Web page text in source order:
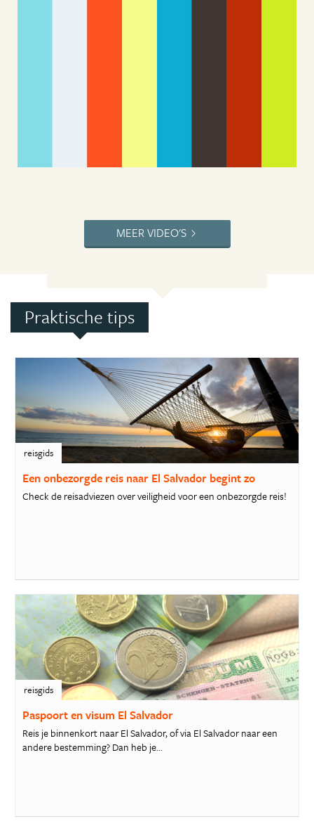
MEER VIDEO'S
Praktische tips
reisgids
Een onbezorgde reis naar El Salvador begint zo
Check de reisadviezen over veiligheid voor een onbezorgde reis!
reisgids
Paspoort en visum El Salvador
Reis je binnenkort naar El Salvador, of via El Salvador naar een
andere bestemming? Dan heb je...